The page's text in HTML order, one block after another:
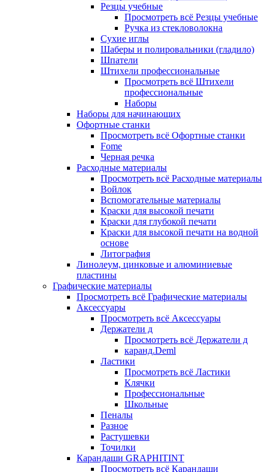
Резцы учебные
Просмотреть всё Резцы учебные
Ручка из стекловолокна
Сухие иглы
Шаберы и полировальники (гладило)
Шпатели
Штихели профессиональные
Просмотреть всё Штихели
профессиональные
Наборы
Наборы для начинающих
Офортные станки
Просмотреть всё Офортные станки
Fome
Черная речка
Расходные материалы
Просмотреть всё Расходные материалы
Войлок
Вспомогательные материалы
Краски для высокой печати
Краски для глубокой печати
Краски для высокой печати на водной
основе
Литография
Линолеум, цинковые и алюминиевые
пластины
Графические материалы
Просмотреть всё Графические материалы
Аксессуары
Просмотреть всё Аксессуары
Держатели д
Просмотреть всё Держатели д
каранд.Deml
Ластики
Просмотреть всё Ластики
Клячки
Профессиональные
Школьные
Пеналы
Разное
Растушевки
Точилки
Карандаши GRAPHITINT
Просмотреть всё Карандаши